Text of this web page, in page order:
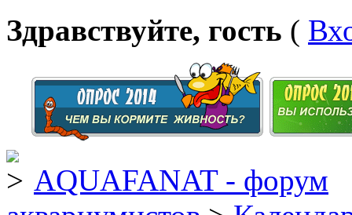
Здравствуйте, гость (
AQUAFANAT - форум